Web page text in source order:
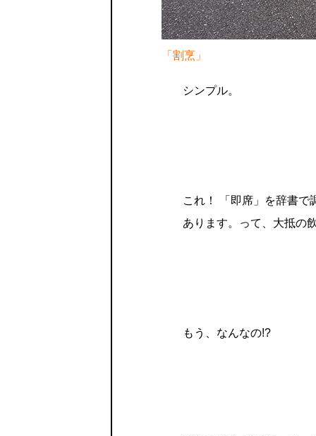
「割烹」
シンプル。
これ！ 「即席」を辞書で
あります。って、大抵の
もう、なんなの!?